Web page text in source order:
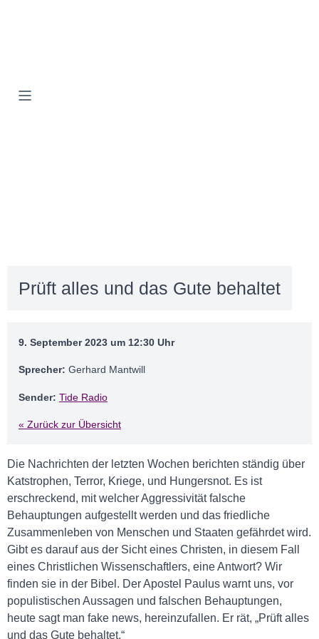
Prüft alles und das Gute behaltet
9. September 2023 um 12:30 Uhr
Sprecher: Gerhard Mantwill
Sender: Tide Radio
« Zurück zur Übersicht
Die Nachrichten der letzten Wochen berichten ständig über
Katstrophen, Terror, Kriege, und Hungersnot. Es ist
erschreckend, mit welcher Aggressivität falsche
Behauptungen aufgestellt werden und das friedliche
Zusammenleben von Menschen und Staaten gefährdet wird.
Gibt es darauf aus der Sicht eines Christen, in diesem Fall
eines Christlichen Wissenschaftlers, eine Antwort? Wir
finden sie in der Bibel. Der Apostel Paulus warnt uns, vor
populistischen Aussagen und falschen Behauptungen,
heute sagt man fake news, hereinzufallen. Er rät, „Prüft alles
und das Gute behaltet.“